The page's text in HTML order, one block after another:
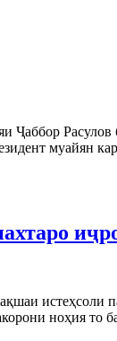
Ҷаббор
муайян
ноҳия то